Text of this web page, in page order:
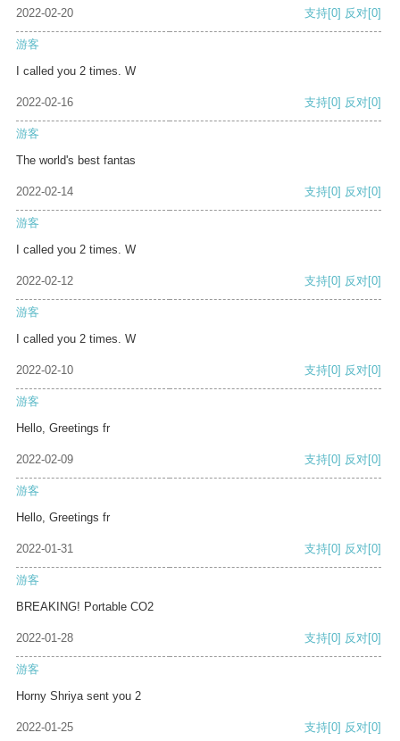
2022-02-20 支持[0] 反对[0]
游客
I called you 2 times. W
2022-02-16 支持[0] 反对[0]
游客
The world's best fantas
2022-02-14 支持[0] 反对[0]
游客
I called you 2 times. W
2022-02-12 支持[0] 反对[0]
游客
I called you 2 times. W
2022-02-10 支持[0] 反对[0]
游客
Hello, Greetings fr
2022-02-09 支持[0] 反对[0]
游客
Hello, Greetings fr
2022-01-31 支持[0] 反对[0]
游客
BREAKING! Portable CO2
2022-01-28 支持[0] 反对[0]
游客
Horny Shriya sent you 2
2022-01-25 支持[0] 反对[0]